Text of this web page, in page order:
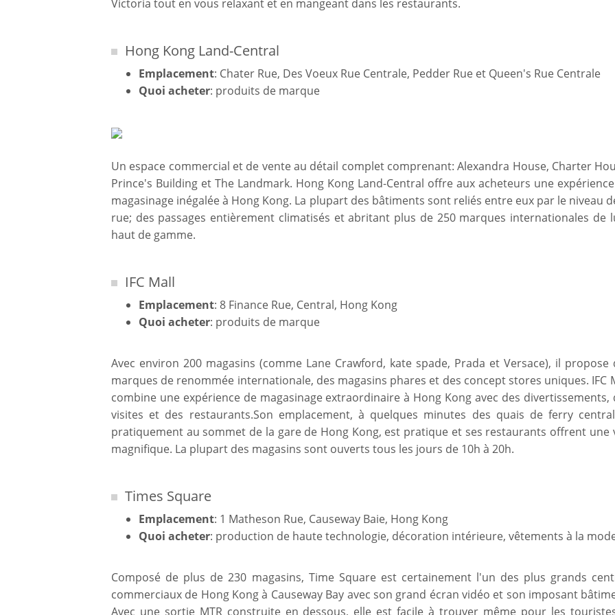
Victoria tout en vous relaxant et en mangeant dans les restaurants.
Hong Kong Land-Central
Emplacement: Chater Rue, Des Voeux Rue Centrale, Pedder Rue et Queen's Rue Centrale
Quoi acheter: produits de marque
Un espace commercial et de vente au détail complet comprenant: Alexandra House, Charter
Prince's Building et The Landmark. Hong Kong Land-Central offre aux acheteurs une
magasinage inégalée à Hong Kong. La plupart des bâtiments sont reliés entre eux par le niveau
rue; des passages entièrement climatisés et abritant plus de 250 marques internationales de
haut de gamme.
IFC Mall
Emplacement: 8 Finance Rue, Central, Hong Kong
Quoi acheter: produits de marque
Avec environ 200 magasins (comme Lane Crawford, kate spade, Prada et Versace), il propose
marques de renommée internationale, des magasins phares et des concept stores uniques. IFC
combine une expérience de magasinage extraordinaire à Hong Kong avec des divertissements,
visites et des restaurants.Son emplacement, à quelques minutes des quais de ferry
pratiquement au sommet de la gare de Hong Kong, est pratique et ses restaurants offrent une
magnifique. La plupart des magasins sont ouverts tous les jours de 10h à 20h.
Times Square
Emplacement: 1 Matheson Rue, Causeway Baie, Hong Kong
Quoi acheter: production de haute technologie, décoration intérieure, vêtements à la
Composé de plus de 230 magasins, Time Square est certainement l'un des plus grands
commerciaux de Hong Kong à Causeway Bay avec son grand écran vidéo et son imposant
Avec une sortie MTR construite en dessous, elle est facile à trouver même pour les